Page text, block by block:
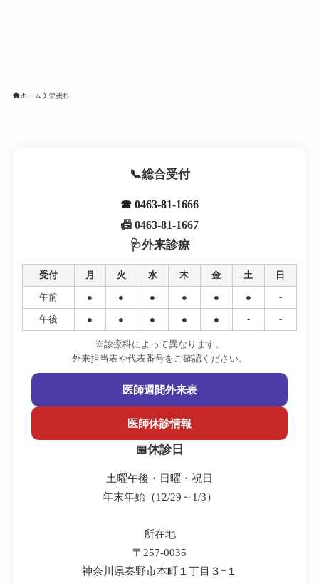
ホーム 栄養科
総合受付
☎ 0463-81-1666
📠 0463-81-1667
外来診療
受付 月 火 水 木 金 土 日
午前 ● ● ● ● ● ● -
午後 ● ● ● ● ● - -
※診療科によって異なります。
外来担当表や代表番号をご確認ください。
医師週間外来表
医師休診情報
休診日
土曜午後・日曜・祝日
年末年始（12/29～1/3）
所在地
〒257-0035
神奈川県秦野市本町１丁目３−１